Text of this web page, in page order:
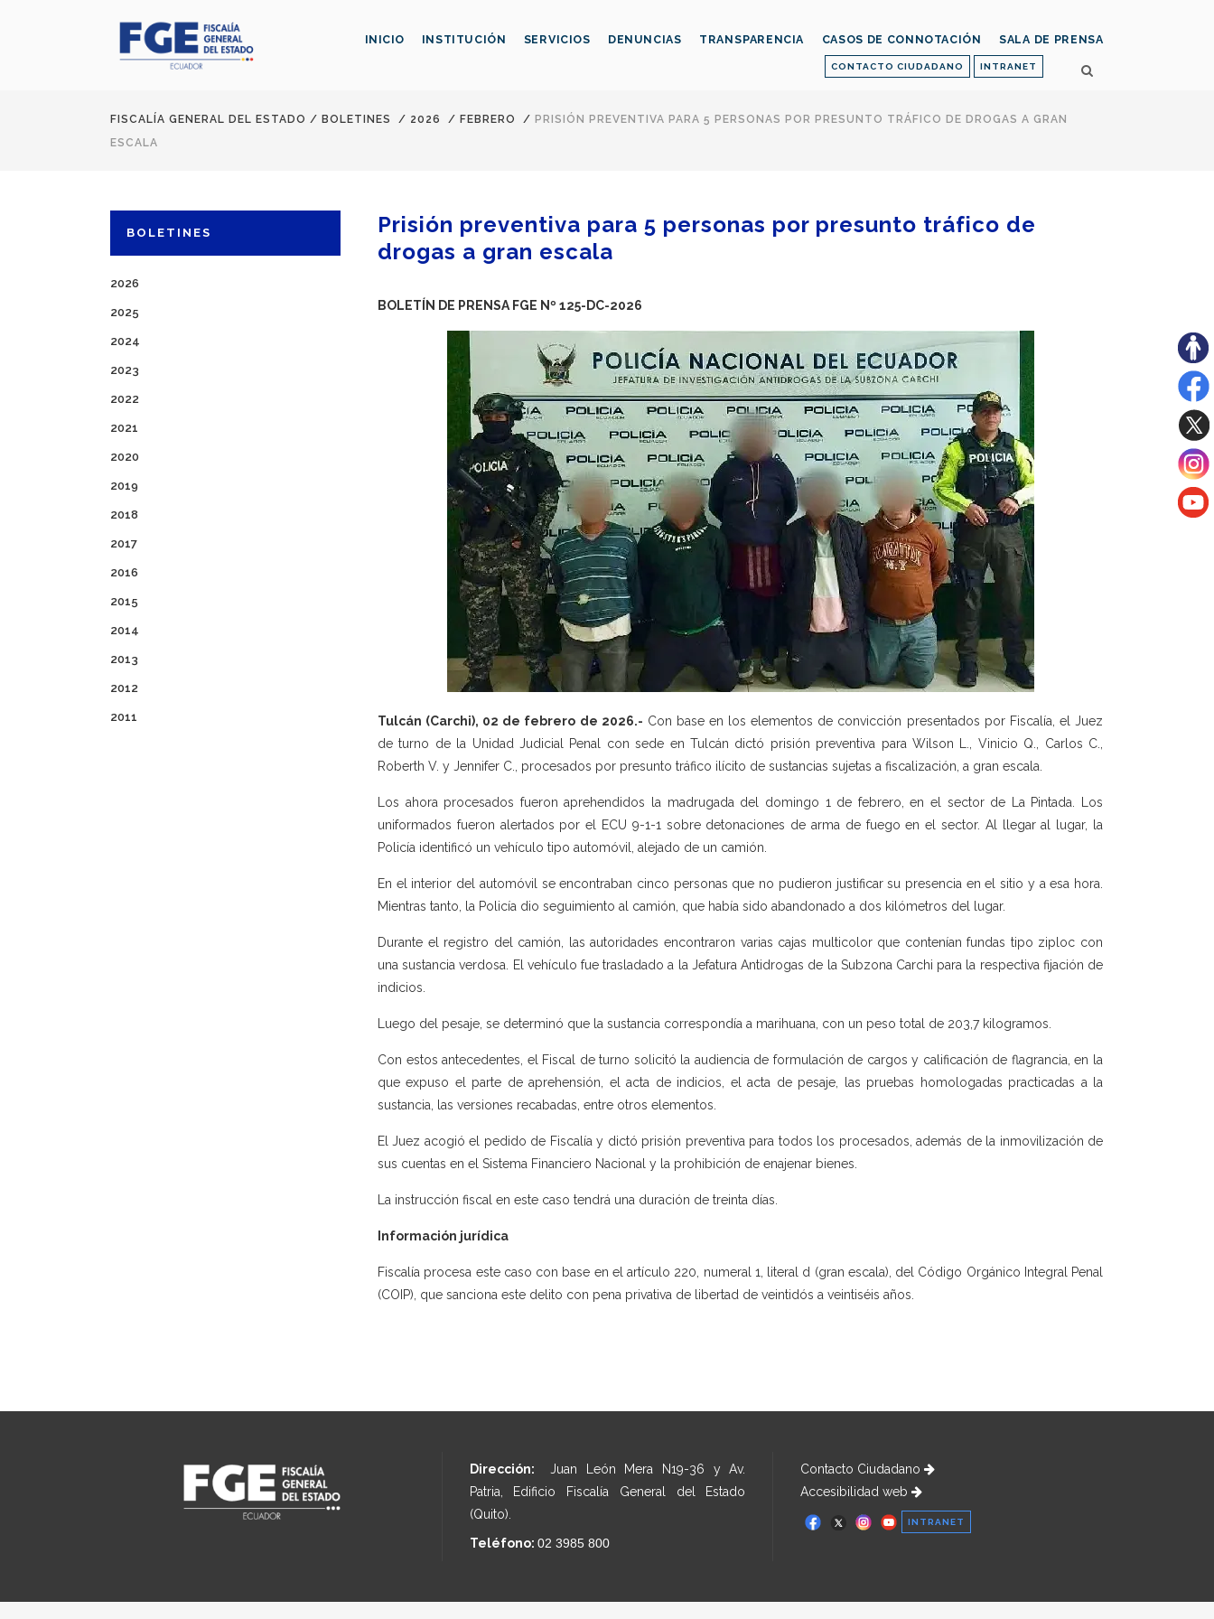
CONTACTO CIUDADANO INTRANET
INICIO INSTITUCIÓN SERVICIOS DENUNCIAS TRANSPARENCIA CASOS DE CONNOTACIÓN SALA DE PRENSA
FISCALÍA GENERAL DEL ESTADO / BOLETINES / 2026 / FEBRERO / PRISIÓN PREVENTIVA PARA 5 PERSONAS POR PRESUNTO TRÁFICO DE DROGAS A GRAN
ESCALA
BOLETINES
2026
2025
2024
2023
2022
2021
2020
2019
2018
2017
2016
2015
2014
2013
2012
2011
Prisión preventiva para 5 personas por presunto tráfico de
drogas a gran escala
BOLETÍN DE PRENSA FGE Nº 125-DC-2026
Tulcán (Carchi), 02 de febrero de 2026.- Con base en los elementos de convicción presentados por Fiscalía, el Juez
de turno de la Unidad Judicial Penal con sede en Tulcán dictó prisión preventiva para Wilson L., Vinicio Q., Carlos C.,
Roberth V. y Jennifer C., procesados por presunto tráfico ilícito de sustancias sujetas a fiscalización, a gran escala.
Los ahora procesados fueron aprehendidos la madrugada del domingo 1 de febrero, en el sector de La Pintada. Los
uniformados fueron alertados por el ECU 9-1-1 sobre detonaciones de arma de fuego en el sector. Al llegar al lugar, la
Policía identificó un vehículo tipo automóvil, alejado de un camión.
En el interior del automóvil se encontraban cinco personas que no pudieron justificar su presencia en el sitio y a esa hora.
Mientras tanto, la Policía dio seguimiento al camión, que había sido abandonado a dos kilómetros del lugar.
Durante el registro del camión, las autoridades encontraron varias cajas multicolor que contenían fundas tipo ziploc con
una sustancia verdosa. El vehículo fue trasladado a la Jefatura Antidrogas de la Subzona Carchi para la respectiva fijación de
indicios.
Luego del pesaje, se determinó que la sustancia correspondía a marihuana, con un peso total de 203,7 kilogramos.
Con estos antecedentes, el Fiscal de turno solicitó la audiencia de formulación de cargos y calificación de flagrancia, en la
que expuso el parte de aprehensión, el acta de indicios, el acta de pesaje, las pruebas homologadas practicadas a la
sustancia, las versiones recabadas, entre otros elementos.
El Juez acogió el pedido de Fiscalía y dictó prisión preventiva para todos los procesados, además de la inmovilización de
sus cuentas en el Sistema Financiero Nacional y la prohibición de enajenar bienes.
La instrucción fiscal en este caso tendrá una duración de treinta días.
Información jurídica
Fiscalía procesa este caso con base en el artículo 220, numeral 1, literal d (gran escala), del Código Orgánico Integral Penal
(COIP), que sanciona este delito con pena privativa de libertad de veintidós a veintiséis años.
Dirección: Juan León Mera N19-36 y Av.
Patria, Edificio Fiscalía General del Estado
(Quito).
Teléfono: 02 3985 800
Contacto Ciudadano
Accesibilidad web
INTRANET